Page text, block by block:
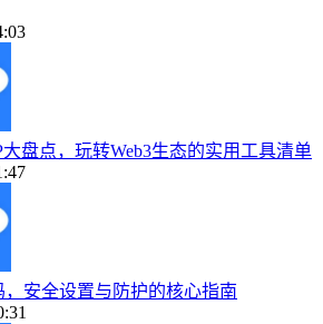
盘点，玩转Web3生态的实用工具清单
，安全设置与防护的核心指南